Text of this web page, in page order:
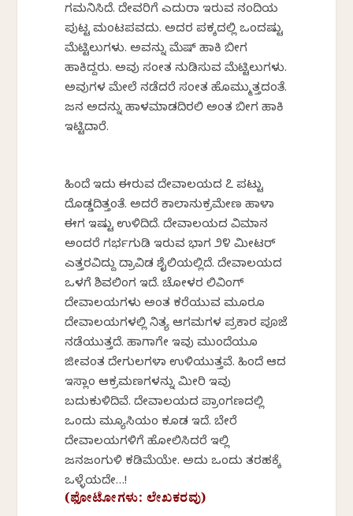
ಗಮನಿಸಿದೆ. ದೇವರಿಗೆ ಎದುರಾಗಿ ಇರುವ ನಂದಿಯ
ಪುಟ್ಟ ಮಂಟಪವದು. ಅದರ ಪಕ್ಕದಲ್ಲಿ ಒಂದಷ್ಟು
ಮೆಟ್ಟಿಲುಗಳು. ಅವನ್ನು ಮೆಷ್‌ ಹಾಕಿ ಬೀಗ
ಹಾಕಿದ್ದರು. ಅವು ಸಂಗೀತ ನುಡಿಸುವ ಮೆಟ್ಟಿಲುಗಳು.
ಅವುಗಳ ಮೇಲೆ ನಡೆದರೆ ಸಂಗೀತ ಹೊಮ್ಮುತ್ತದಂತೆ.
ಜನ ಅದನ್ನು ಹಾಳಮಾಡದಿರಲಿ ಅಂತ ಬೀಗ ಹಾಕಿ
ಇಟ್ಟಿದಾರೆ.
ಹಿಂದೆ ಇದು ಈಗಿರುವ ದೇವಾಲಯದ ೭ ಪಟ್ಟು
ದೊಡ್ಡದಿತ್ತಂತೆ. ಅದರೆ ಕಾಲಾನುಕ್ರಮೇಣ ಹಾಳಾಗಿ
ಈಗ ಇಷ್ಟು ಉಳಿದಿದೆ. ದೇವಾಲಯದ ವಿಮಾನ
ಅಂದರೆ ಗರ್ಭಗುಡಿ ಇರುವ ಭಾಗ ೨೪ ಮೀಟರ್‌
ಎತ್ತರವಿದ್ದು ದ್ರಾವಿಡ ಶೈಲಿಯಲ್ಲಿದೆ. ದೇವಾಲಯದ
ಒಳಗೆ ಶಿವಲಿಂಗ ಇದೆ. ಚೋಳರ ಲಿವಿಂಗ್‌
ದೇವಾಲಯಗಳು ಅಂತ ಕರೆಯುವ ಮೂರೂ
ದೇವಾಲಯಗಳಲ್ಲಿ ನಿತ್ಯ ಆಗಮಗಳ ಪ್ರಕಾರ ಪೂಜೆ
ನಡೆಯುತ್ತದೆ. ಹಾಗಾಗೇ ಇವು ಮುಂದೆಯೂ
ಜೀವಂತ ದೇಗುಲಗಳಾಗಿ ಉಳಿಯುತ್ತವೆ. ಹಿಂದೆ ಆದ
ಇಸ್ಲಾಂ ಆಕ್ರಮಣಗಳನ್ನು ಮೀರಿ ಇವು
ಬದುಕುಳಿದಿವೆ. ದೇವಾಲಯದ ಪ್ರಾಂಗಣದಲ್ಲಿ
ಒಂದು ಮ್ಯೂಸಿಯಂ ಕೂಡ ಇದೆ. ಬೇರೆ
ದೇವಾಲಯಗಳಿಗೆ ಹೋಲಿಸಿದರೆ ಇಲ್ಲಿ
ಜನಜಂಗುಳಿ ಕಡಿಮೆಯೇ. ಅದು ಒಂದು ತರಹಕ್ಕೆ
ಒಳ್ಳೆಯದೇ…!
(ಫೋಟೋಗಳು: ಲೇಖಕರವು)